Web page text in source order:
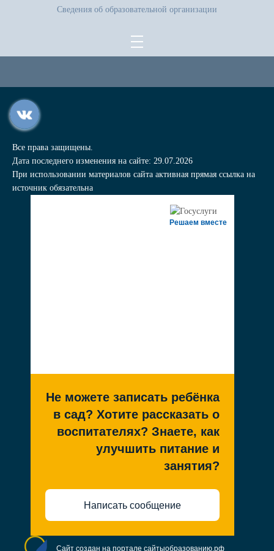
Сведения об образовательной организации
Все права защищены.
Дата последнего изменения на сайте: 29.07.2026
При использовании материалов сайта активная прямая ссылка на
источник обязательна
Решаем вместе
Не можете записать ребёнка
в сад? Хотите рассказать о
воспитателях? Знаете, как
улучшить питание и
занятия?
Написать сообщение
Сайт создан на портале сайтыобразованию.рф